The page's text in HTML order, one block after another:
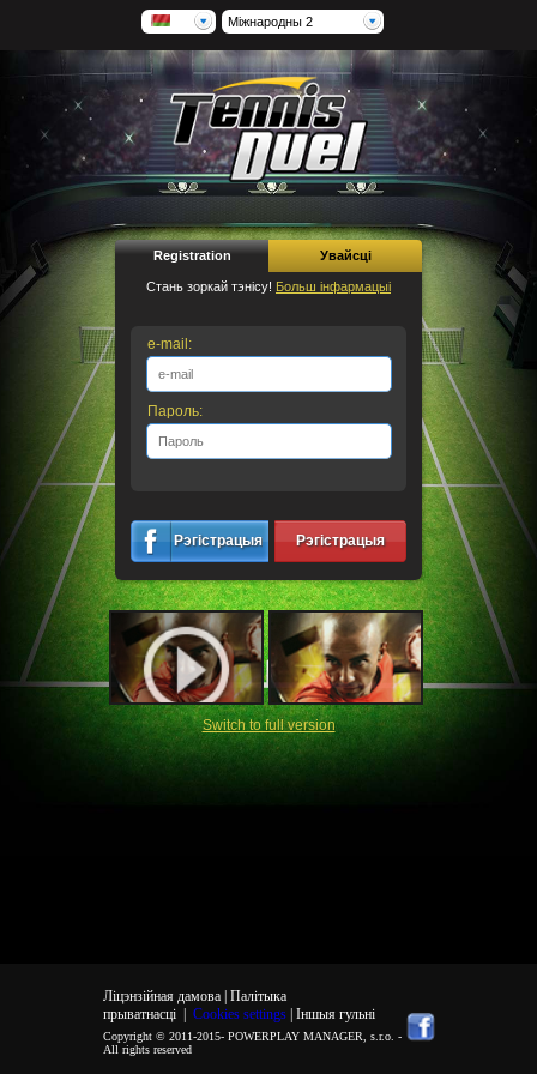
Міжнародны 2
Registration Увайсці
Стань зоркай тэнісу! Больш інфармацыі
e-mail:
Пароль:
Рэгістрацыя Рэгістрацыя
Switch to full version
Ліцэнзійная дамова | Палітыка
прыватнасці| Cookies settings | Іншыя гульні
Copyright © 2011-2015- POWERPLAY MANAGER, s.r.o. -
All rights reserved